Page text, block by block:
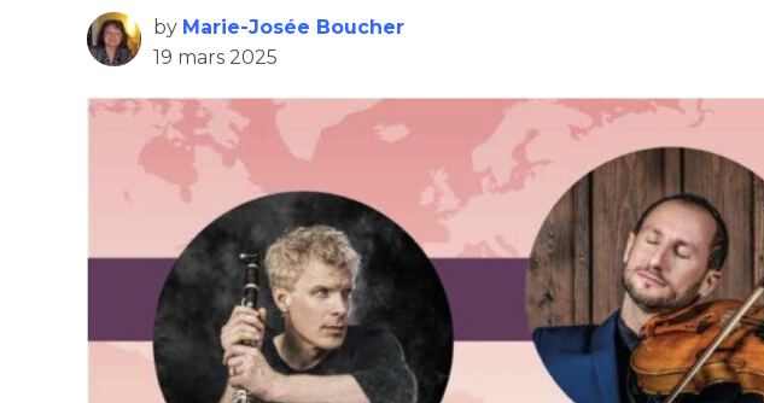
by Marie-Josée Boucher
19 mars 2025